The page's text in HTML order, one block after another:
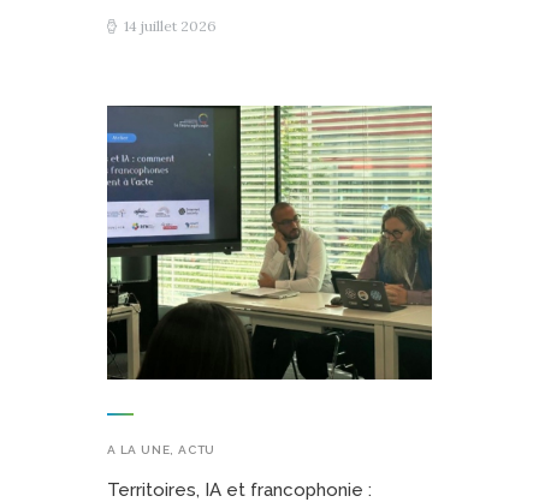
14 juillet 2026
A LA UNE ,ACTU
Territoires, IA et francophonie :